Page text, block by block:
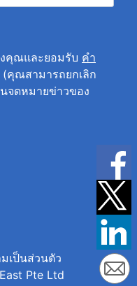
คุณและยอมรับ คำ
(คุณสามารถยกเลิก
จดหมายข่าวของ
เป็นส่วนตัว
Pte Ltd